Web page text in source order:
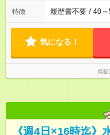
特徴 履歴書不要 / 40～
気になる！
掲載
《週4日×16時迄》